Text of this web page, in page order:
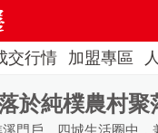
交行情 加盟專區
於純樸農村